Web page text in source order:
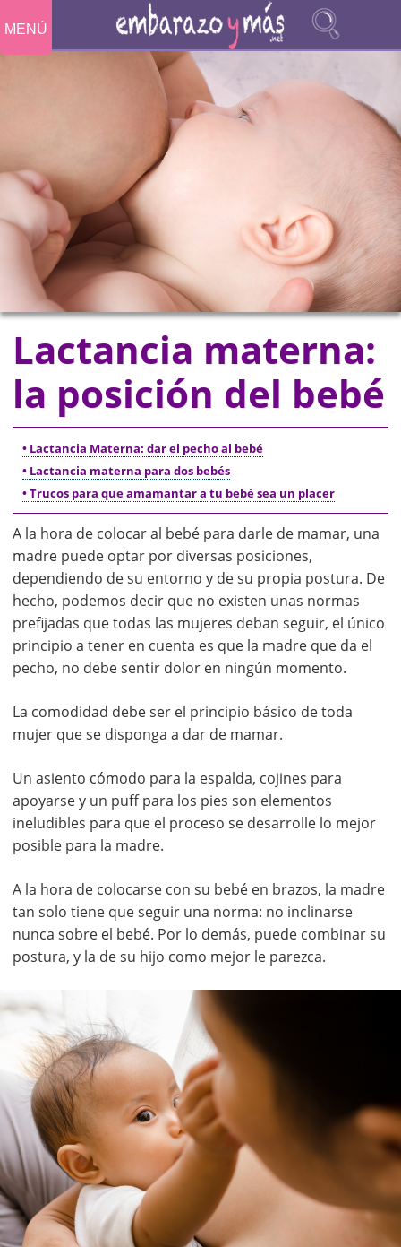
MENÚ
Lactancia materna:
la posición del bebé
• Lactancia Materna: dar el pecho al bebé
• Lactancia materna para dos bebés
• Trucos para que amamantar a tu bebé sea un placer
A la hora de colocar al bebé para darle de mamar, una
madre puede optar por diversas posiciones,
dependiendo de su entorno y de su propia postura. De
hecho, podemos decir que no existen unas normas
prefijadas que todas las mujeres deban seguir, el único
principio a tener en cuenta es que la madre que da el
pecho, no debe sentir dolor en ningún momento.
La comodidad debe ser el principio básico de toda
mujer que se disponga a dar de mamar.
Un asiento cómodo para la espalda, cojines para
apoyarse y un puff para los pies son elementos
ineludibles para que el proceso se desarrolle lo mejor
posible para la madre.
A la hora de colocarse con su bebé en brazos, la madre
tan solo tiene que seguir una norma: no inclinarse
nunca sobre el bebé. Por lo demás, puede combinar su
postura, y la de su hijo como mejor le parezca.